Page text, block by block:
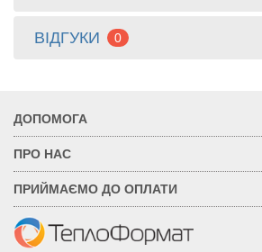
ВІДГУКИ 0
ДОПОМОГА
ПРО НАС
ПРИЙМАЄМО ДО ОПЛАТИ